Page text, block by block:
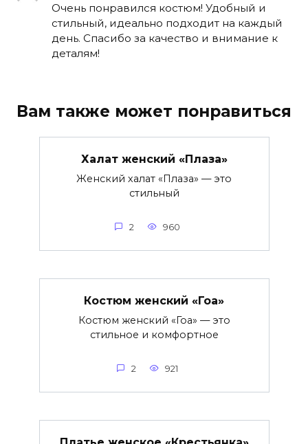
Очень понравился костюм! Удобный и
стильный, идеально подходит на каждый
день. Спасибо за качество и внимание к
деталям!
Вам также может понравиться
Халат женский «Плаза»
Женский халат «Плаза» — это
стильный
2 960
Костюм женский «Гоа»
Костюм женский «Гоа» — это
стильное и комфортное
2 921